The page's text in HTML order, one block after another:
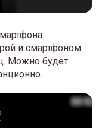
и смартфоном
Можно будет